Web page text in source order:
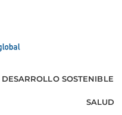
DESARROLLO SOSTENIBLE
SALUD